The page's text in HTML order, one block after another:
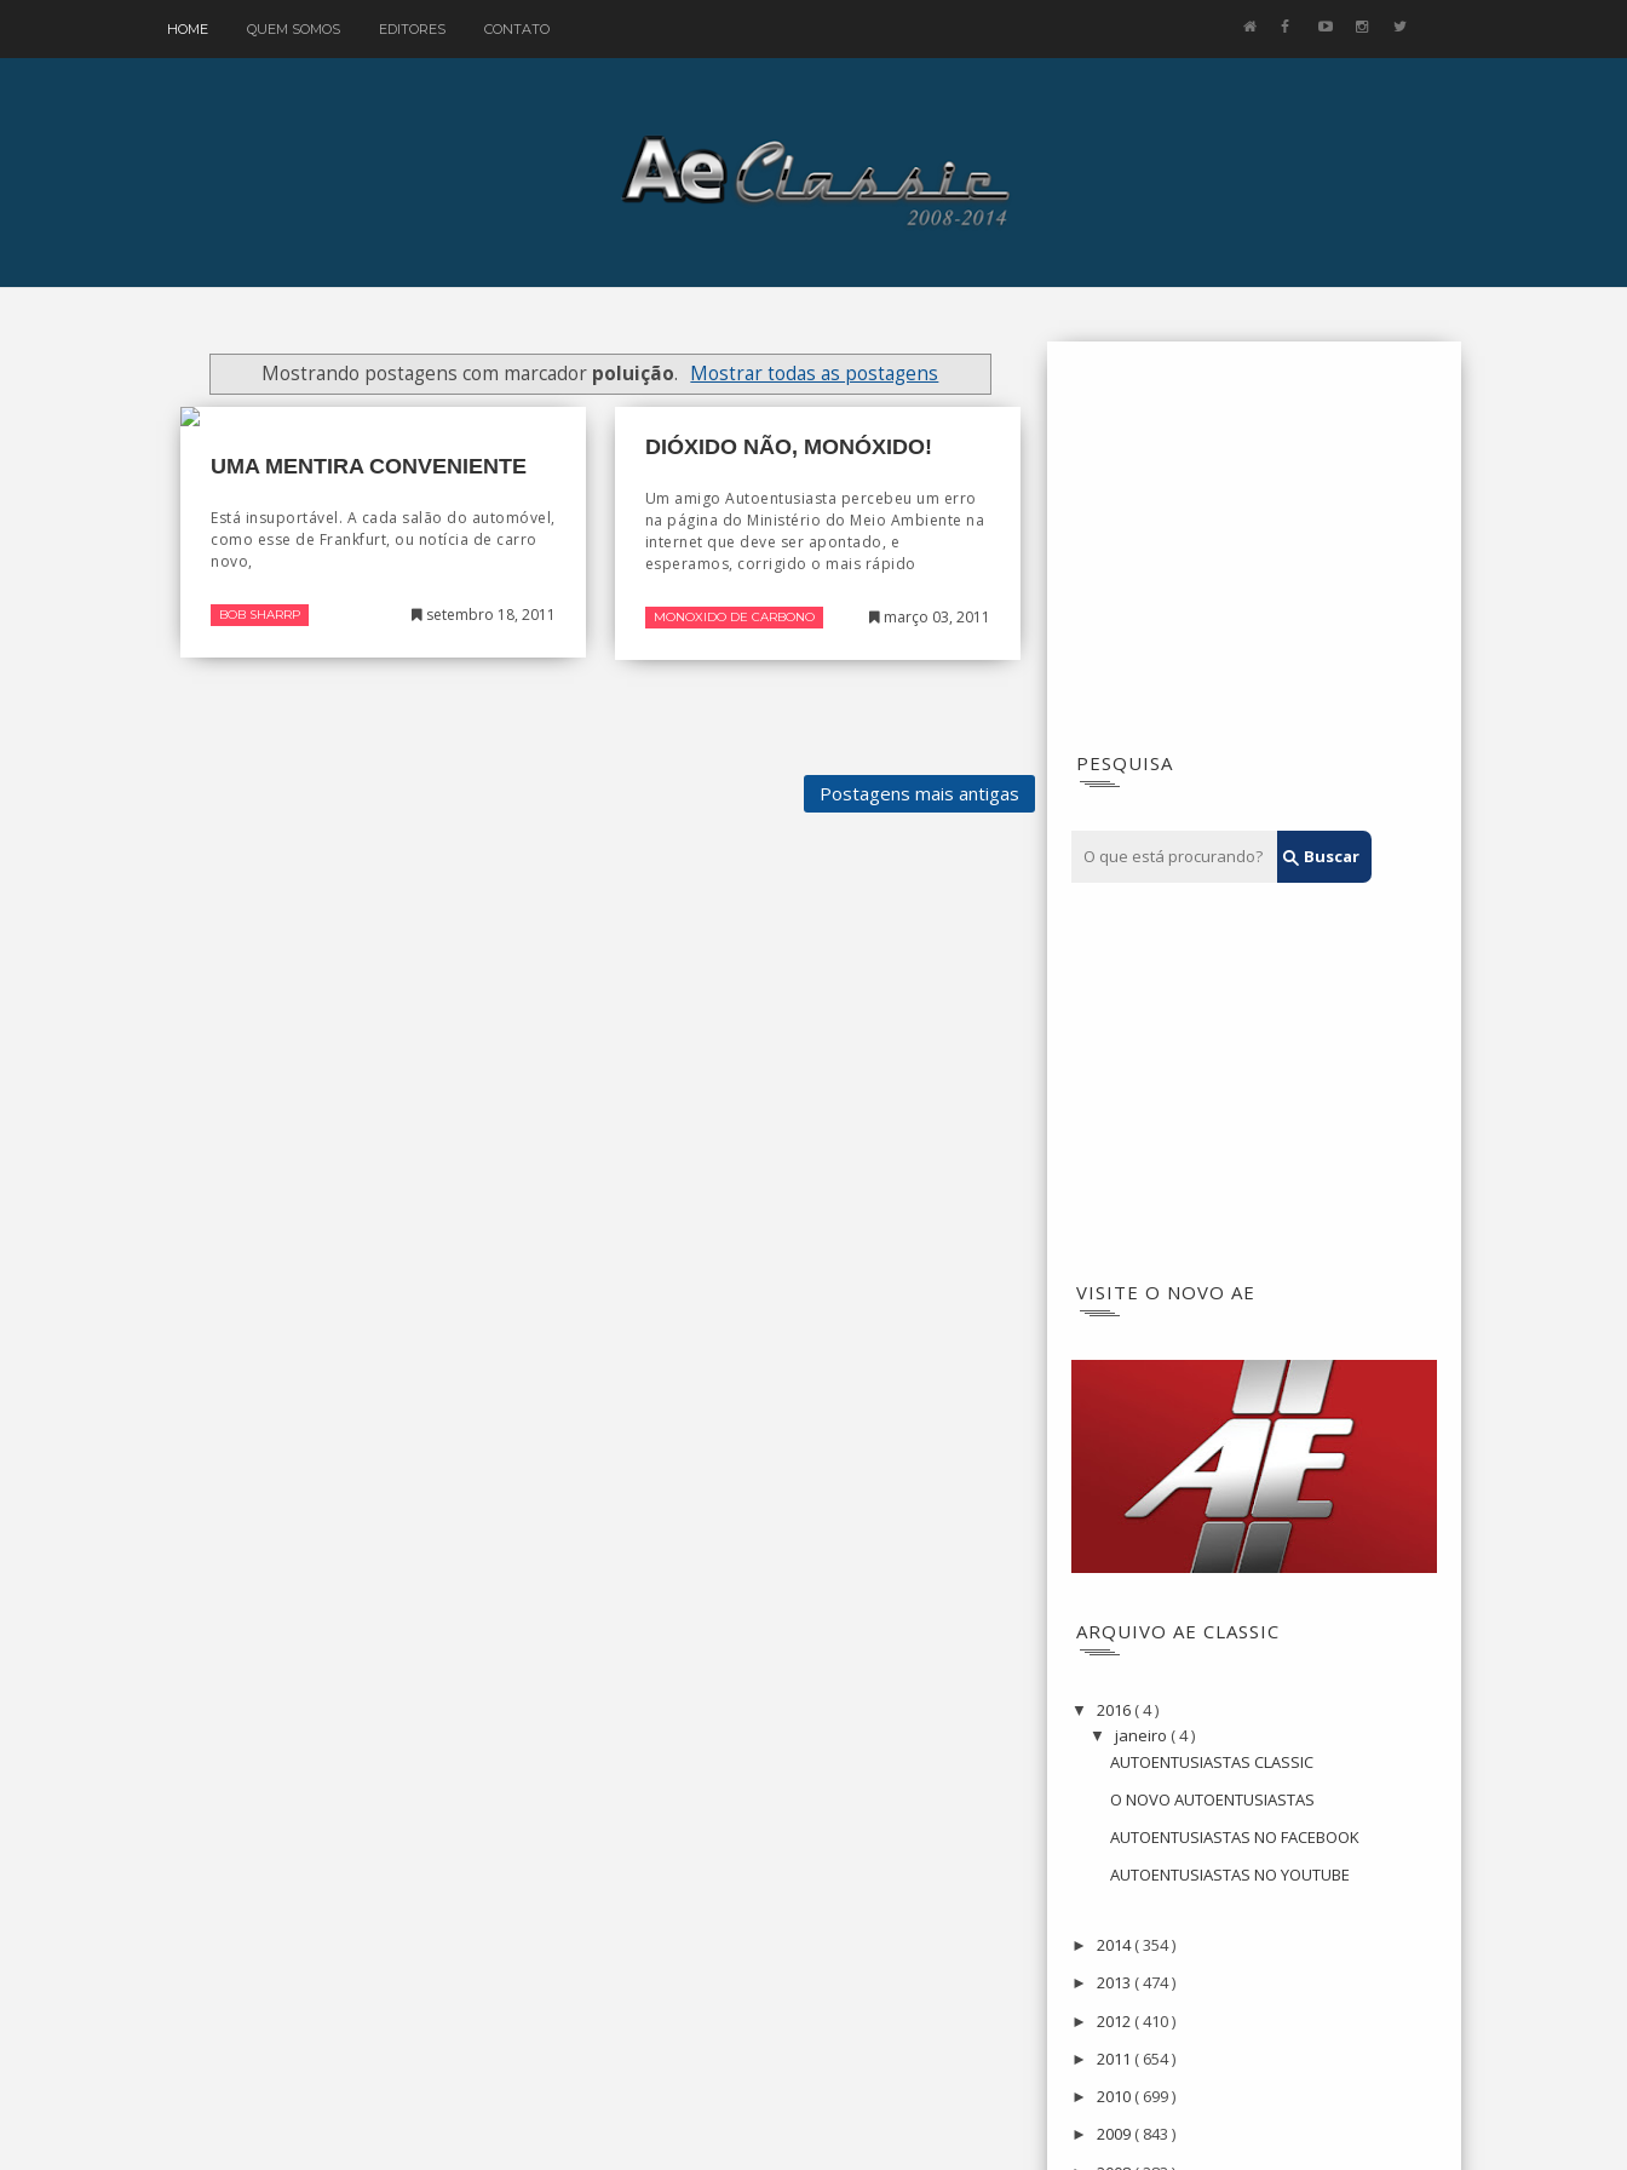
HOME QUEM SOMOS EDITORES CONTATO
Mostrando postagens com marcador poluição. Mostrar todas as postagens
UMA MENTIRA CONVENIENTE
Está insuportável. A cada salão do automóvel,
como esse de Frankfurt, ou notícia de carro
novo,
BOB SHARRP setembro 18, 2011
DIÓXIDO NÃO, MONÓXIDO!
Um amigo Autoentusiasta percebeu um erro
na página do Ministério do Meio Ambiente na
internet que deve ser apontado, e
esperamos, corrigido o mais rápido
MONOXIDO DE CARBONO março 03, 2011
Postagens mais antigas
PESQUISA
VISITE O NOVO AE
ARQUIVO AE CLASSIC
▼ 2016 ( 4 )
▼janeiro ( 4 )
AUTOENTUSIASTAS CLASSIC
O NOVO AUTOENTUSIASTAS
AUTOENTUSIASTAS NO FACEBOOK
AUTOENTUSIASTAS NO YOUTUBE
► 2014( 354 )
► 2013 ( 474 )
► 2012 ( 410 )
► 2011 ( 654 )
► 2010 ( 699 )
► 2009 ( 843 )